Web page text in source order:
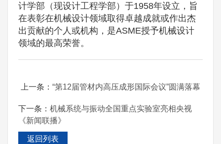
计学部（现设计工程学部）于1958年设立，旨
在表彰在机械设计领域取得卓越成就或作出杰
出贡献的个人或机构，是ASME授予机械设计
领域的最高荣誉。
上一条： “第12届管材内高压成形国际会议”圆满落幕
下一条： 机械系统与振动全国重点实验室亮相央视
《新闻联播》
返回列表